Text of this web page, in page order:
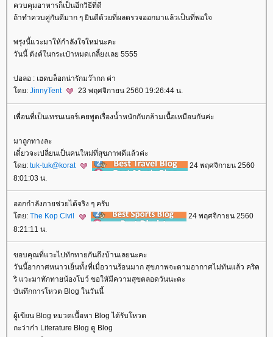
ควบคุมอาหารก็เป็นอีกวิธีที่ดี
ถ้าทำควบคู่กันดีมาก ๆ ยินดีด้วยที่ผลตรวจออกมาแล้วเป็นที่พอใจ
พรุ่งนี้แวะมาให้กำลังใจใหม่นะคะ
วันนี้ ตังค์ในกระเป๋าหมดเกลี้ยงเลย 5555
ปอลอ : เฮดบล็อกน่ารักมว๊ากก ค่า
ดย: JinnyTent 23 พฤศจิกายน 2560 19:26:44 น.
เพื่อนที่เป็นเทรนเนอร์เคยพูดเรื่องน้ำหนักกับกล้ามเนื้อเหมือนกันค่ะ
มาถูกทางละ
เดี๋ยวจะเปลี่ยนเป็นคนใหม่ที่สุขภาพดีแล้วค่ะ
ดย: tuk-tuk@korat
24 พฤศจิกายน 2560
8:01:03 น.
ออกกำลังกายช่วยได้จริง ๆ ครับ
ดย: The Kop Civil
24 พฤศจิกายน 2560
8:21:11 น.
ขอบคุณที่แวะไปทักทายกันถึงบ้านเลยนะคะ
วันนี้อากาศหนาวเย็นทั้งที่เมื่อวานร้อนมาก สุขภาพจะตามอากาศไม่ทันแล้ว คริค
ริ แวะมาทักทายน้องโบว์ ขอใหัมีความสุขตลอดวันนะคะ
บันทึกการโหวต Blog ในวันนี้
ผู้เขียน Blog หมวดเนื้อหา Blog ได้รับโหวต
กะว่าก๋า Literature Blog ดู Blog